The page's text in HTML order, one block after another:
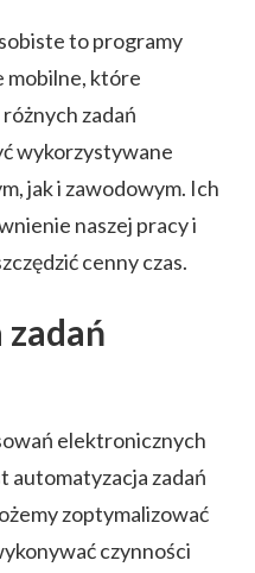
to programy
mobilne, które
zadań
wykorzystywane
jak i zawodowym. Ich
naszej pracy i
cenny czas.
elektronicznych
automatyzacja zadań
zoptymalizować
czynności